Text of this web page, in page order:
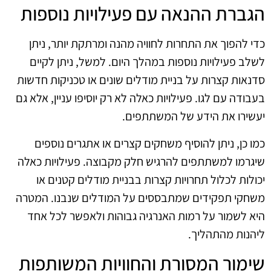
הגברת ההנאה עם פעילויות נוספות
כדי להפוך את התחרות לחוויה מהנה ומרתקת יותר, ניתן
לשלב פעילויות נוספות במהלך היום. למשל, ניתן לקיים
סדנאות קצרות על בניית מודלים שונים או טכניקות חדשות
בעבודה עם לגו. פעילויות כאלה לא רק יוסיפו עניין, אלא גם
יעשירו את הידע של המשתתפים.
כמו כן, ניתן להוסיף משחקים קצרים או אתגרים נוספים
שיגרמו למשתתפים להרגיש חלק מקבוצה. פעילויות כאלה
יכולות לכלול תחרויות קצרות בבניית מודלים קטנים או
משחקי תפקידים שמתבססים על המודלים שנבנו. המטרה
היא לשמור על רמות האנרגיה גבוהות ולאפשר לכל אחד
ליהנות מהתהליך.
שימור המסורת והחוויות המשותפות